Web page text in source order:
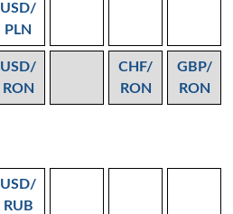
USD/
PLN
USD/
RON
CHF/
RON
GBP/
RON
USD/
RUB